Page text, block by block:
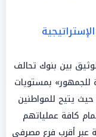
بين بنوك تحالف
للجمهور» بمستويات
حيث يتيح للمواطنين
كافة عملياتهم
عبر أقرب فرع مصرفي